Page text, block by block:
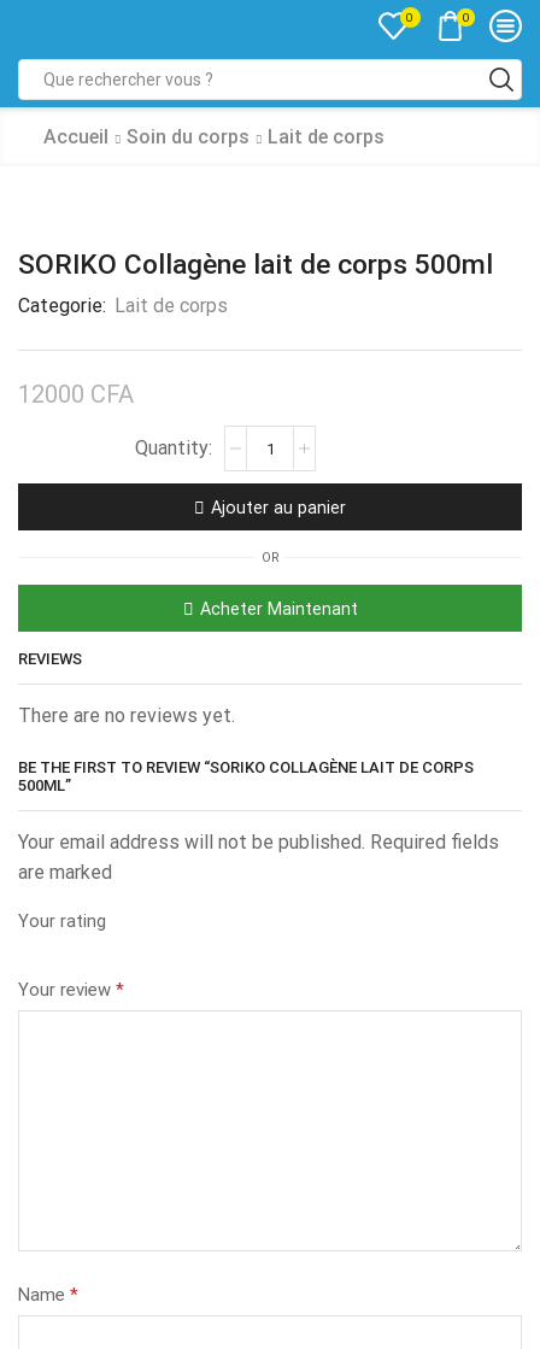
0 0
Accueil Soin du corps Lait de corps
SORIKO Collagène lait de corps 500ml
Categorie: Lait de corps
12000 CFA
Ajouter au panier
OR
Acheter Maintenant
REVIEWS
There are no reviews yet.
BE THE FIRST TO REVIEW “SORIKO COLLAGÈNE LAIT DE CORPS
500ML”
Your email address will not be published. Required fields
are marked
Your rating
Your review *
Name *